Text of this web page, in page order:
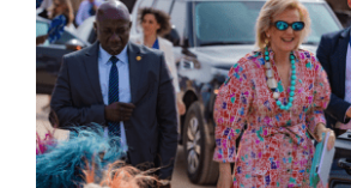
Nouvelles
Contactez-nous